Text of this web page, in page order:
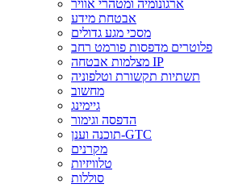
ארגונומיה ומטהרי אוויר
אבטחת מידע
מסכי מגע גדולים
פלוטרים מדפסות פורמט רחב
מצלמות אבטחה IP
תשתיות תקשורת וטלפוניה
מחשוב
גיימינג
הדפסה וגימור
תוכנה וענן-GTC
מקרנים
טלוויזיות
סוללות